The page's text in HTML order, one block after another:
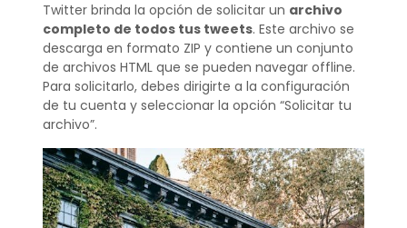
Twitter brinda la opción de solicitar un archivo
completo de todos tus tweets. Este archivo se
descarga en formato ZIP y contiene un conjunto
de archivos HTML que se pueden navegar offline.
Para solicitarlo, debes dirigirte a la configuración
de tu cuenta y seleccionar la opción “Solicitar tu
archivo”.